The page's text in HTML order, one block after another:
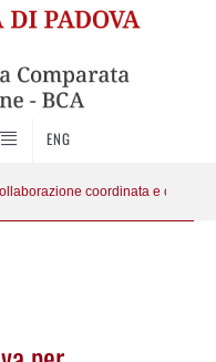
ENG
coordinata e